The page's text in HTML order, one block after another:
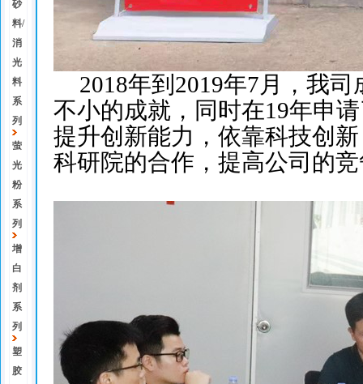
砂
料/
消
光
料
系
列
萤
光
粉
系
列
增
白
剂
系
列
塑
胶
2018年到2019年7月，我
不小的成就，同时在19年申
提升创新能力，依靠科技创
科研院的合作，提高公司的